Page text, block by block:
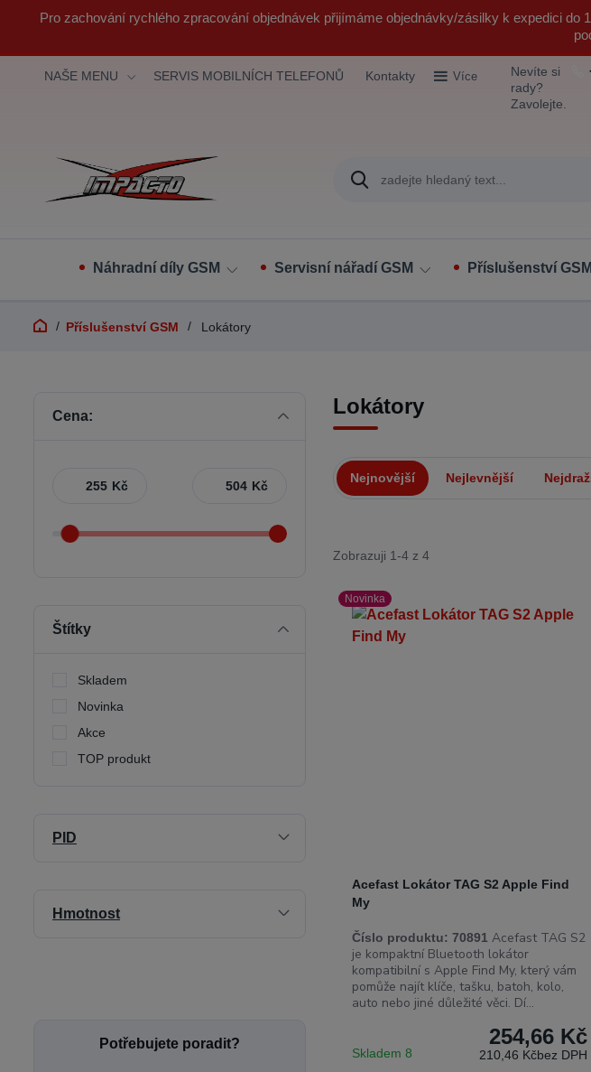
Pro zachování rychlého zpracování objednávek přijímáme objednávky/zásilky k expedici
NAŠE MENU SERVIS MOBILNÍCH TELEFONŮ Kontakty Více
Nevíte si
rady?
Zavolejte.
Náhradní díly GSM Servisní nářadí GSM Příslušenství GSM
Příslušenství GSM Lokátory
Lokátory
Nejnovější Nejlevnější
Zobrazuji 1-4 z 4
Novinka
Acefast Lokátor TAG S2 Apple Find
My
Číslo produktu: 70891 Acefast TAG S2
je kompaktní Bluetooth lokátor
kompatibilní s Apple Find My, který vám
pomůže najít klíče, tašku, batoh, kolo,
auto nebo jiné důležité věci. Dí...
254,66 Kč
210,46 Kčbez DPH
Skladem 8
Cena:
Kč Kč
Štítky
Skladem
Novinka
Akce
TOP produkt
PID
Hmotnost
Potřebujete poradit?